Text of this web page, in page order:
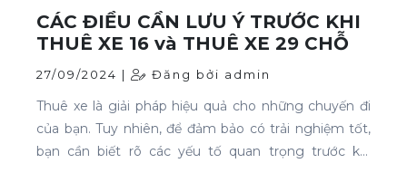
CÁC ĐIỀU CẦN LƯU Ý TRƯỚC KHI
THUÊ XE 16 và THUÊ XE 29 CHỖ
27/09/2024 | Đăng bởi admin
Thuê xe là giải pháp hiệu quả cho những chuyến đi
của bạn. Tuy nhiên, để đảm bảo có trải nghiệm tốt,
bạn cần biết rõ các yếu tố quan trọng trước khi